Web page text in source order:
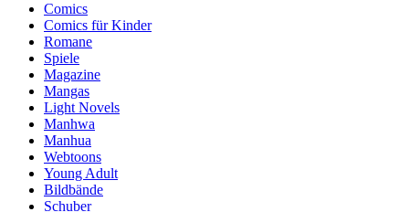
Comics
Comics für Kinder
Romane
Spiele
Magazine
Mangas
Light Novels
Manhwa
Manhua
Webtoons
Young Adult
Bildbände
Schuber